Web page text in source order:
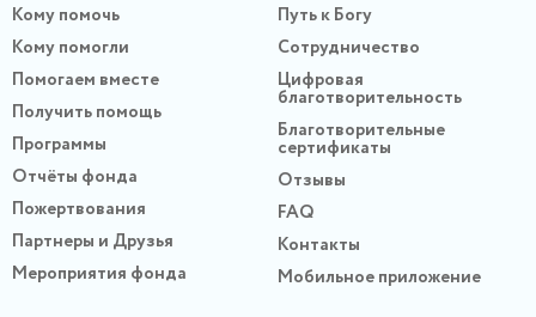
Кому помочь
Кому помогли
Помогаем вместе
Получить помощь
Программы
Отчёты фонда
Пожертвования
Партнеры и Друзья
Мероприятия фонда
Путь к Богу
Сотрудничество
Цифровая
благотворительность
Благотворительные
сертификаты
Отзывы
FAQ
Контакты
Мобильное приложение